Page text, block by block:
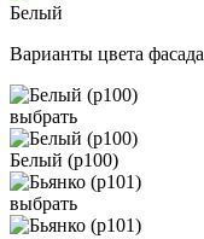
Белый
Варианты цвета фасада
выбрать
Белый (р100)
выбрать